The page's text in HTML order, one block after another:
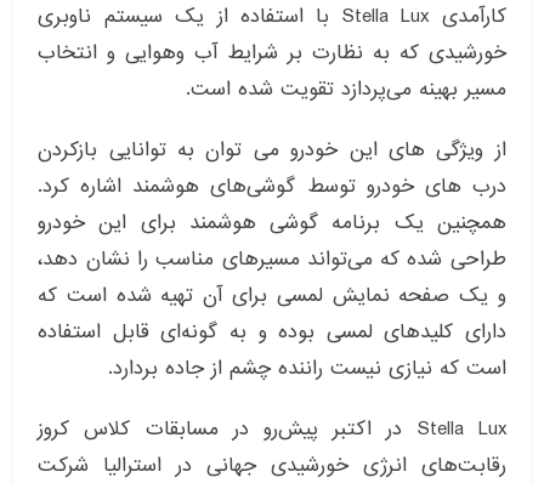
کارآمدی Stella Lux با استفاده از یک سیستم ناوبری
خورشیدی که به نظارت بر شرایط آب‌ وهوایی و انتخاب
مسیر بهینه می‌پردازد تقویت شده است.
از ویژگی های این خودرو می توان به توانایی بازکردن
درب های خودرو توسط گوشی‌های هوشمند اشاره کرد.
همچنین یک برنامه گوشی هوشمند برای این خودرو
طراحی شده که می‌تواند مسیرهای مناسب را نشان دهد،
و یک صفحه نمایش لمسی برای آن تهیه شده است که
دارای کلیدهای لمسی بوده و به گونه‌ای قابل استفاده
است که نیازی نیست راننده چشم از جاده بردارد.
Stella Lux در اکتبر پیش‌رو در مسابقات کلاس کروز
رقابت‌های انرژی خورشیدی جهانی در استرالیا شرکت